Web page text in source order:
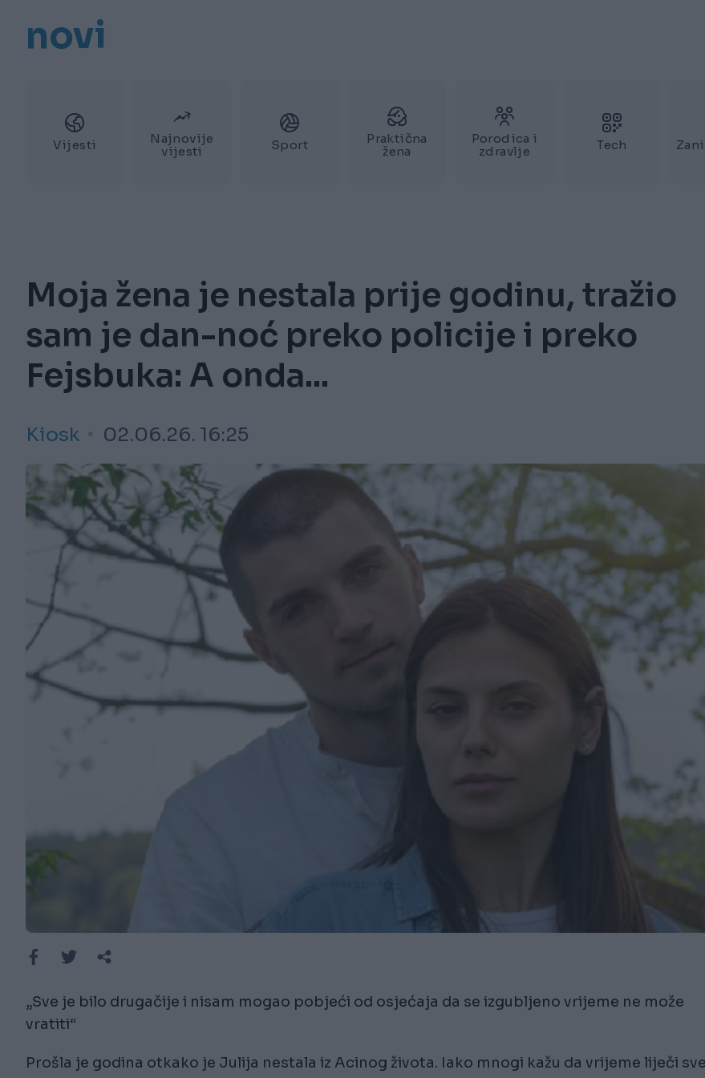
novi
Vijesti
Najnovije
vijesti
Sport
Praktična
žena
Porodica i
zdravlje
Tech
Moja žena je nestala prije godinu, tražio
sam je dan-noć preko policije i preko
Fejsbuka: A onda...
Kiosk 02.06.26. 16:25
„Sve je bilo drugačije i nisam mogao pobjeći od osjećaja da se izgubljeno vrijeme ne može
vratiti“
Prošla je godina otkako je Julija nestala iz Acinog života. Iako mnogi kažu da vrijeme liječi sve